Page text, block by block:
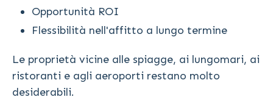
Opportunità ROI
Flessibilità nell'affitto a lungo termine
Le proprietà vicine alle spiagge, ai lungomari, ai
ristoranti e agli aeroporti restano molto
desiderabili.